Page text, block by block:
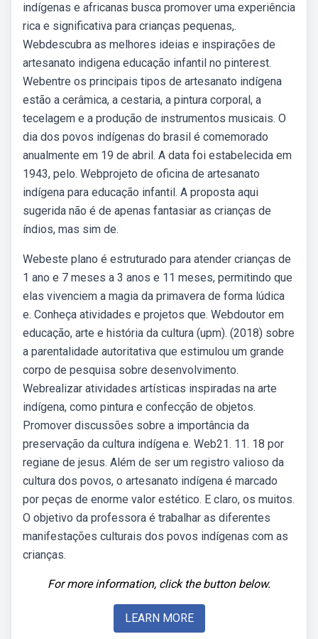
indígenas e africanas busca promover uma experiência
rica e significativa para crianças pequenas,.
Webdescubra as melhores ideias e inspirações de
artesanato indigena educação infantil no pinterest.
Webentre os principais tipos de artesanato indígena
estão a cerâmica, a cestaria, a pintura corporal, a
tecelagem e a produção de instrumentos musicais. O
dia dos povos indígenas do brasil é comemorado
anualmente em 19 de abril. A data foi estabelecida em
1943, pelo. Webprojeto de oficina de artesanato
indígena para educação infantil. A proposta aqui
sugerida não é de apenas fantasiar as crianças de
índios, mas sim de.
Webeste plano é estruturado para atender crianças de
1 ano e 7 meses a 3 anos e 11 meses, permitindo que
elas vivenciem a magia da primavera de forma lúdica
e. Conheça atividades e projetos que. Webdoutor em
educação, arte e história da cultura (upm). (2018) sobre
a parentalidade autoritativa que estimulou um grande
corpo de pesquisa sobre desenvolvimento.
Webrealizar atividades artísticas inspiradas na arte
indígena, como pintura e confecção de objetos.
Promover discussões sobre a importância da
preservação da cultura indígena e. Web21. 11. 18 por
regiane de jesus. Além de ser um registro valioso da
cultura dos povos, o artesanato indígena é marcado
por peças de enorme valor estético. E claro, os muitos.
O objetivo da professora é trabalhar as diferentes
manifestações culturais dos povos indígenas com as
crianças.
For more information, click the button below.
LEARN MORE